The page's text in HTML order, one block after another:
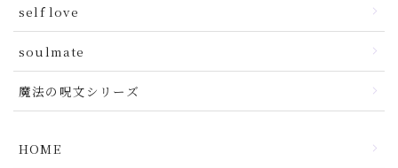
self love
soulmate
魔法の呪文シリーズ
HOME